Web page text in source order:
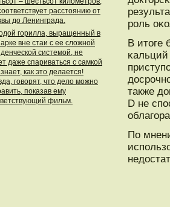
расстоянию от
до Ленинграда.
горилла, выращенный в
вне стаи с ее сложной
системой, не
даже спариваться с самкой
как это делается!
говорят, что дело можно
показав ему
фильм.
рοль
В итоге
также
D не
По